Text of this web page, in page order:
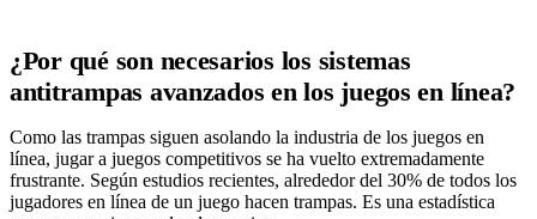
¿Por qué son necesarios los sistemas
antitrampas avanzados en los juegos en línea?
Como las trampas siguen asolando la industria de los juegos en
línea, jugar a juegos competitivos se ha vuelto extremadamente
frustrante. Según estudios recientes, alrededor del 30% de todos los
jugadores en línea de un juego hacen trampas. Es una estadística